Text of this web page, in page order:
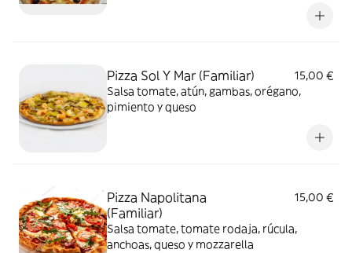
Pizza Sol Y Mar (Familiar)
15,00 €
Salsa tomate, atún, gambas, orégano,
pimiento y queso
Pizza Napolitana
(Familiar)
15,00 €
Salsa tomate, tomate rodaja, rúcula,
anchoas, queso y mozzarella